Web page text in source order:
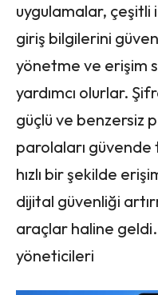
uygulamalar, çeşitli
giriş bilgilerini
yönetme ve erişim
yardımcı olurlar.
güçlü ve benzersiz
parolaları güvende
hızlı bir şekilde
dijital güvenliği
araçlar haline
yöneticileri